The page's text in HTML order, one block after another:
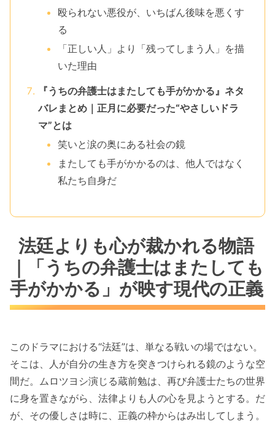
殴られない悪役が、いちばん後味を悪くす
る
「正しい人」より「残ってしまう人」を描
いた理由
『うちの弁護士はまたしても手がかかる』ネタ
バレまとめ｜正月に必要だった“やさしいドラ
マ”とは
笑いと涙の奥にある社会の鏡
またしても手がかかるのは、他人ではなく
私たち自身だ
法廷よりも心が裁かれる物語
｜「うちの弁護士はまたしても
手がかかる」が映す現代の正義
このドラマにおける“法廷”は、単なる戦いの場ではない。
そこは、人が自分の生き方を突きつけられる鏡のような空
間だ。ムロツヨシ演じる蔵前勉は、再び弁護士たちの世界
に身を置きながら、法律よりも人の心を見ようとする。だ
が、その優しさは時に、正義の枠からはみ出してしまう。